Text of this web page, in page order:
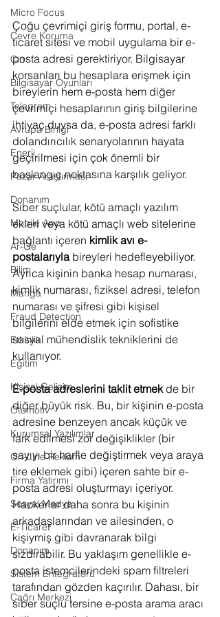
Micro Focus
Çevre Koruma
Çin
Bilgisayar Oyunları
Telegram
Avrupa Birliği
Enerji
Pazar Araştırması
Donanım
Mobile App
Ar-Ge
Bilim
Manga
Fraud Detection
Etkinlik
Eğitim
Kişisel Gelişim
Otomotiv
Kurumsal Yazılımlar
On-Line Reklam
Firma Yatırımı
Sosyal Medya
E-Ticaret
Donanım
Sistem Entegratörü
Çağrı Merkezi
Çoğu çevrimiçi giriş formu, portal, e-
ticaret sitesi ve mobil uygulama bir e-
posta adresi gerektiriyor. Bilgisayar
korsanları bu hesaplara erişmek için
bireylerin hem e-posta hem diğer
çevrimiçi hesaplarının giriş bilgilerine
ihtiyaç duysa da, e-posta adresi farklı
dolandırıcılık senaryolarının hayata
geçirilmesi için çok önemli bir
başlangıç noktasına karşılık geliyor.
Siber suçlular, kötü amaçlı yazılım
ekleri veya kötü amaçlı web sitelerine
bağlantı içeren kimlik avı e-
postalarıyla bireyleri hedefleyebiliyor.
Ayrıca kişinin banka hesap numarası,
kimlik numarası, fiziksel adresi, telefon
numarası ve şifresi gibi kişisel
bilgilerini elde etmek için sofistike
sosyal mühendislik tekniklerini de
kullanıyor.
E-posta adreslerini taklit etmek de bir
diğer büyük risk. Bu, bir kişinin e-posta
adresine benzeyen ancak küçük ve
fark edilmesi zor değişiklikler (bir
sayıyı bir harfle değiştirmek veya araya
tire eklemek gibi) içeren sahte bir e-
posta adresi oluşturmayı içeriyor.
Hackerlar daha sonra bu kişinin
arkadaşlarından ve ailesinden, o
kişiymiş gibi davranarak bilgi
sızdırabilir. Bu yaklaşım genellikle e-
posta istemcilerindeki spam filtreleri
tarafından gözden kaçırılır. Dahası, bir
siber suçlu tersine e-posta arama aracı